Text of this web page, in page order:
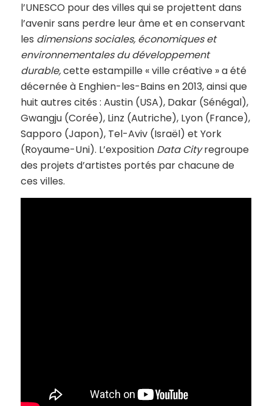
l’UNESCO pour des villes qui se projettent dans
l’avenir sans perdre leur âme et en conservant
les dimensions sociales, économiques et
environnementales du développement
durable,cette estampille « ville créative » a été
décernée à Enghien-les-Bains en 2013, ainsi que
huit autres cités : Austin (USA), Dakar (Sénégal),
Gwangju (Corée), Linz (Autriche), Lyon (France),
Sapporo (Japon), Tel-Aviv (Israël) et York
(Royaume-Uni). L’exposition Data Cityregroupe
des projets d’artistes portés par chacune de
ces villes.